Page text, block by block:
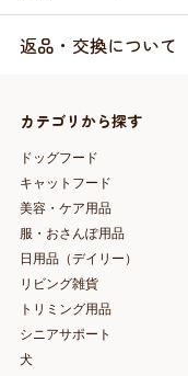
返品・交換について
カテゴリから探す
ドッグフード
キャットフード
美容・ケア用品
服・おさんぽ用品
日用品（デイリー）
リビング雑貨
トリミング用品
シニアサポート
犬